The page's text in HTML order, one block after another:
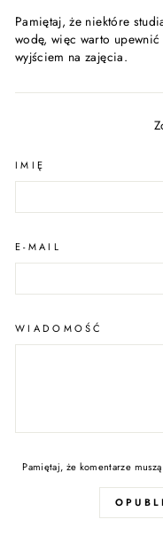
Pamiętaj, że niektóre
wodę, więc warto
wyjściem na zajęcia.
IMIĘ
E-MAIL
WIADOMOŚĆ
Pamiętaj, że komentarze